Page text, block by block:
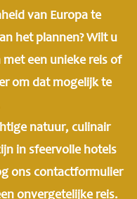
van Europa te
het plannen? Wilt u
een unieke reis of
om dat mogelijk te
natuur, culinair
in sfeervolle hotels
ons contactformulier
onvergetelijke reis.